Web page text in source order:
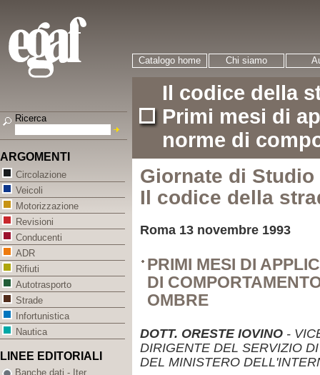
Catalogo home Chi siamo
Il codice della
Primi mesi di
norme di
Giornate di Studio
Il codice della
Roma 13 novembre 1993
PRIMI MESI DI
DI
OMBRE
DOTT. ORESTE IOVINO -
DIRIGENTE DEL SERVIZIO
DEL MINISTERO
Ricerca
ARGOMENTI
Circolazione
Veicoli
Motorizzazione
Revisioni
Conducenti
ADR
Rifiuti
Autotrasporto
Strade
Infortunistica
Nautica
LINEE EDITORIALI
Banche dati - Iter